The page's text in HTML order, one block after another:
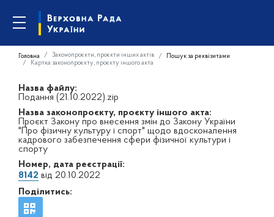
Головна Законопроєкти, проєкти інших актів
Пошук за реквізитами
Картка законопроєкту, проєкту іншого акта
Назва файлу:
Подання (21.10.2022).zip
Назва законопроєкту, проєкту іншого акта:
Проєкт Закону про внесення змін до Закону України
"Про фізичну культуру і спорт" щодо вдосконалення
кадрового забезпечення сфери фізичної культури і
спорту
Номер, дата реєстрації:
8142 від 20.10.2022
Поділитись: